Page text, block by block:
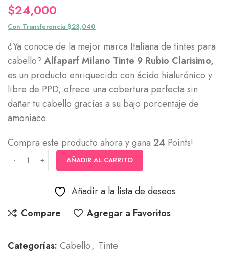
$24,000
Con Transferencia $23,040
¿Ya conoce de la mejor marca Italiana de tintes para
cabello? Alfaparf Milano Tinte 9 Rubio Clarisimo,
es un producto enriquecido con ácido hialurónico y
libre de PPD, ofrece una cobertura perfecta sin
dañar tu cabello gracias a su bajo porcentaje de
amoniaco.
Compra este producto ahora y gana 24 Points!
AÑADIR AL CARRITO
Añadir a la lista de deseos
Compare
Agregar a Favoritos
Categorías: Cabello, Tinte